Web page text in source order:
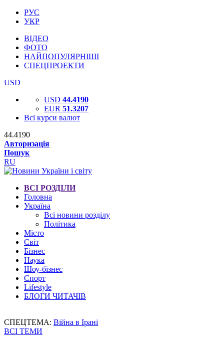
РУС
УКР
ВІДЕО
ФОТО
НАЙПОПУЛЯРНІШІ
СПЕЦПРОЕКТИ
USD
USD 44.4190
EUR 51.3207
Всі курси валют
44.4190
Авторизація
Пошук
RU
ВСІ РОЗДІЛИ
Головна
Україна
Всі новини розділу
Політика
Місто
Світ
Бізнес
Наука
Шоу-бізнес
Спорт
Lifestyle
БЛОГИ ЧИТАЧІВ
СПЕЦТЕМА: Війна в Ірані
ВСІ ТЕМИ